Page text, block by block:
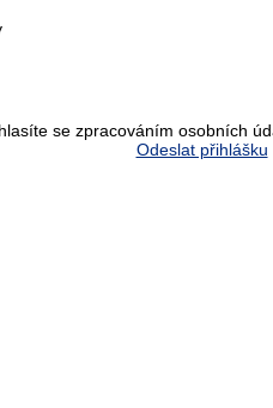
se zpracováním osobních
Odeslat přihlášku